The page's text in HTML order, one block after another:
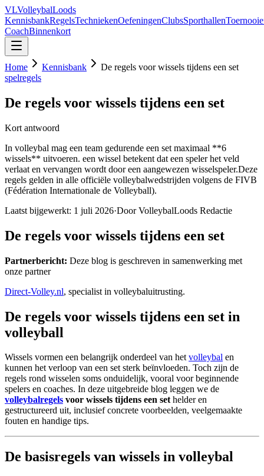
VLVolleybalLoods
KennisbankRegelsTechniekenOefeningenClubsSporthallen
CoachBinnenkort
Home Kennisbank
De regels voor wissels tijdens een set
spelregels
De regels voor wissels tijdens een set
Kort antwoord
In volleybal mag een team gedurende een set maximaal **6
wissels** uitvoeren. een wissel betekent dat een speler het veld
verlaat en vervangen wordt door een aangewezen wisselspeler.Deze
regels gelden in alle officiële volleybalwedstrijden volgens de FIVB
(Fédération Internationale de Volleyball).
Laatst bijgewerkt: 1 juli 2026·Door VolleybalLoods Redactie
De regels voor wissels tijdens een set
Partnerbericht: Deze blog is geschreven in samenwerking met
onze partner
Direct-Volley.nl, specialist in volleybaluitrusting.
De regels voor wissels tijdens een set in
volleyball
Wissels vormen een belangrijk onderdeel van hetvolleybal en
kunnen het verloop van een set sterk beïnvloeden. Toch zijn de
regels rond wisselen soms onduidelijk, vooral voor beginnende
spelers en coaches. In deze uitgebreide blog leggen we de
volleybalregels voor wissels tijdens een sethelder en
gestructureerd uit, inclusief concrete voorbeelden, veelgemaakte
fouten en handige tips.
De basisregels van wissels in volleybal